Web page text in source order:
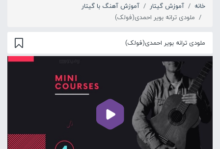
خانه آموزش گیتار
آموزش آهنگ با گیتار
ملودی ترانه بویر احمدی(فولک)
ملودی ترانه بویر احمدی(فولک)
00:00